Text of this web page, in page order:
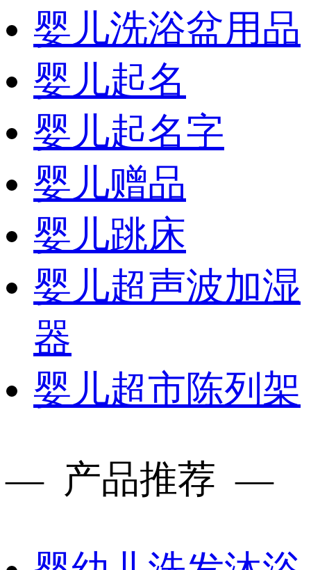
婴儿洗浴盆用品
婴儿起名
婴儿起名字
婴儿赠品
婴儿跳床
婴儿超声波加湿
器
婴儿超市陈列架
— 产品推荐 —